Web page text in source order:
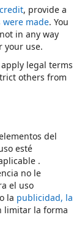
, provide a
made. You
in any way
your use.
legal terms
others from
del
esté
.
no le
el uso
la publicidad, la
limitar la forma